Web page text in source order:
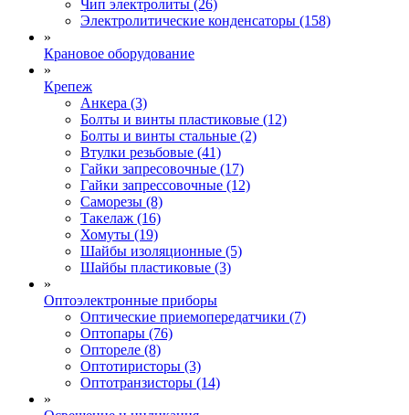
Чип электролиты (26)
Электролитические конденсаторы (158)
»
Крановое оборудование
»
Крепеж
Анкера (3)
Болты и винты пластиковые (12)
Болты и винты стальные (2)
Втулки резьбовые (41)
Гайки запресовочные (17)
Гайки запрессовочные (12)
Саморезы (8)
Такелаж (16)
Хомуты (19)
Шайбы изоляционные (5)
Шайбы пластиковые (3)
»
Оптоэлектронные приборы
Оптические приемопередатчики (7)
Оптопары (76)
Оптореле (8)
Оптотиристоры (3)
Оптотранзисторы (14)
»